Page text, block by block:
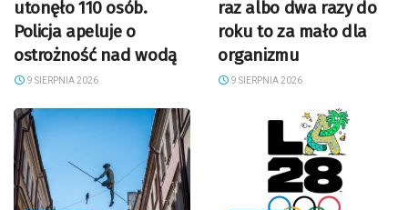
utonęło 110 osób.
Policja apeluje o
ostrożność nad wodą
9 SIERPNIA 2026
raz albo dwa razy do
roku to za mało dla
organizmu
9 SIERPNIA 2026